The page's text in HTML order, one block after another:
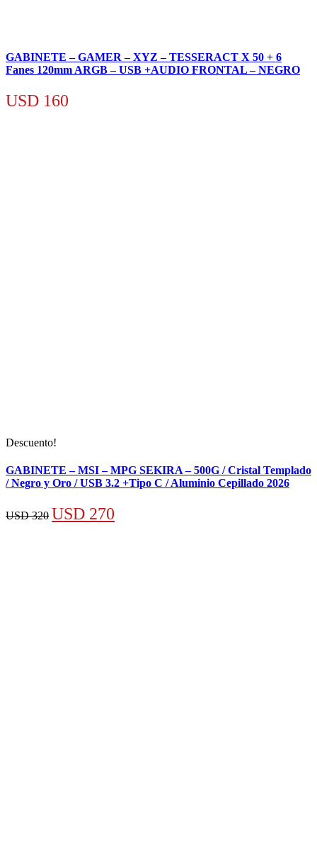
GABINETE – GAMER – XYZ – TESSERACT X 50 + 6
Fanes 120mm ARGB – USB +AUDIO FRONTAL – NEGRO
USD 160
Descuento!
GABINETE – MSI – MPG SEKIRA – 500G / Cristal Templado
/ Negro y Oro / USB 3.2 +Tipo C / Aluminio Cepillado 2026
USD320 El
USD 270